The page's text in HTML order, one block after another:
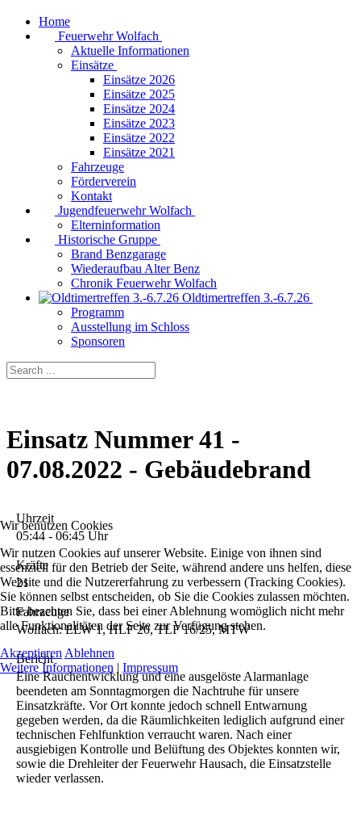
Home
Feuerwehr Wolfach
Aktuelle Informationen
Einsätze
Einsätze 2026
Einsätze 2025
Einsätze 2024
Einsätze 2023
Einsätze 2022
Einsätze 2021
Fahrzeuge
Förderverein
Kontakt
Jugendfeuerwehr Wolfach
Elterninformation
Historische Gruppe
Brand Benzgarage
Wiederaufbau Alter Benz
Chronik Feuerwehr Wolfach
Oldtimertreffen 3.-6.7.26
Programm
Ausstellung im Schloss
Sponsoren
Einsatz Nummer 41 -
07.08.2022 - Gebäudebrand
Uhrzeit
05:44 - 06:45 Uhr
Kräfte
21
Fahrzeuge
Wolfach: ELW 1, HLF 20, TLF 16/25, MTW
Bericht
Eine Rauchentwicklung und eine ausgelöste Alarmanlage
beendeten am Sonntagmorgen die Nachtruhe für unsere
Einsatzkräfte. Vor Ort konnte jedoch schnell Entwarnung
gegeben werden, da die Räumlichkeiten lediglich aufgrund einer
technischen Fehlfunktion verraucht waren. Nach einer
ausgiebigen Kontrolle und Belüftung des Objektes konnten wir,
sowie die Drehleiter der Feuerwehr Hausach, die Einsatzstelle
wieder verlassen.
Wir benutzen Cookies
Wir nutzen Cookies auf unserer Website. Einige von ihnen sind
essenziell für den Betrieb der Seite, während andere uns helfen, diese
Website und die Nutzererfahrung zu verbessern (Tracking Cookies).
Sie können selbst entscheiden, ob Sie die Cookies zulassen möchten.
Bitte beachten Sie, dass bei einer Ablehnung womöglich nicht mehr
alle Funktionalitäten der Seite zur Verfügung stehen.
Akzeptieren Ablehnen
Weitere Informationen | Impressum